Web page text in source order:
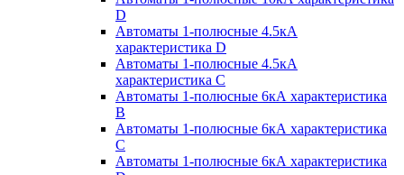
D
Автоматы 1-полюсные 4.5кА
характеристика D
Автоматы 1-полюсные 4.5кА
характеристика С
Автоматы 1-полюсные 6кА характеристика
B
Автоматы 1-полюсные 6кА характеристика
C
Автоматы 1-полюсные 6кА характеристика